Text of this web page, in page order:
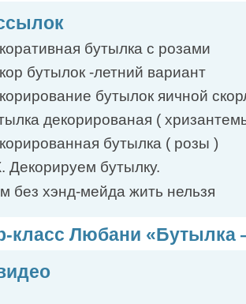
бутылка с розами
бутылок -летний вариант
бутылок яичной
декорированая (
бутылка ( розы )
Декорируем бутылку.
без хэнд-мейда жить нельзя
класс Любани